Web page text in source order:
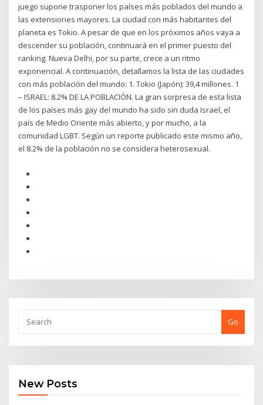
juego supone trasponer los países más poblados del mundo a
las extensiones mayores. La ciudad con más habitantes del
planeta es Tokio. A pesar de que en los próximos años vaya a
descender su población, continuará en el primer puesto del
ranking. Nueva Delhi, por su parte, crece a un ritmo
exponencial. A continuación, detallamos la lista de las ciudades
con más población del mundo: 1. Tokio (Japón): 39,4 millones. 1
– ISRAEL: 8.2% DE LA POBLACIÓN. La gran sorpresa de esta lista
de los países más gay del mundo ha sido sin duda Israel, el
país de Medio Oriente más abierto, y por mucho, a la
comunidad LGBT. Según un reporte publicado este mismo año,
el 8.2% de la población no se considera heterosexual.
Go
New Posts